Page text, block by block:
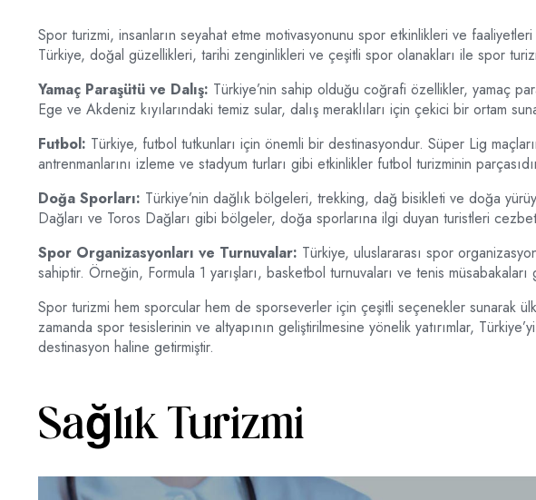
Spor turizmi, insanların seyahat etme motivasyonunu spor etkinlikleri ve
Türkiye, doğal güzellikleri, tarihi zenginlikleri ve çeşitli spor olanakları ile spor
Yamaç Paraşütü ve Dalış: Türkiye’nin sahip olduğu coğrafi özellikler, yamaç
Ege ve Akdeniz kıyılarındaki temiz sular, dalış meraklıları için çekici bir ortam
Futbol: Türkiye, futbol tutkunları için önemli bir destinasyondur. Süper Lig
antrenmanlarını izleme ve stadyum turları gibi etkinlikler futbol turizminin
Doğa Sporları: Türkiye’nin dağlık bölgeleri, trekking, dağ bisikleti ve doğa
Dağları ve Toros Dağları gibi bölgeler, doğa sporlarına ilgi duyan turistleri
Spor Organizasyonları ve Turnuvalar: Türkiye, uluslararası spor
sahiptir. Örneğin, Formula 1 yarışları, basketbol turnuvaları ve tenis
Spor turizmi hem sporcular hem de sporseverler için çeşitli seçenekler sunarak
zamanda spor tesislerinin ve altyapının geliştirilmesine yönelik yatırımlar,
destinasyon haline getirmiştir.
Sağlık Turizmi